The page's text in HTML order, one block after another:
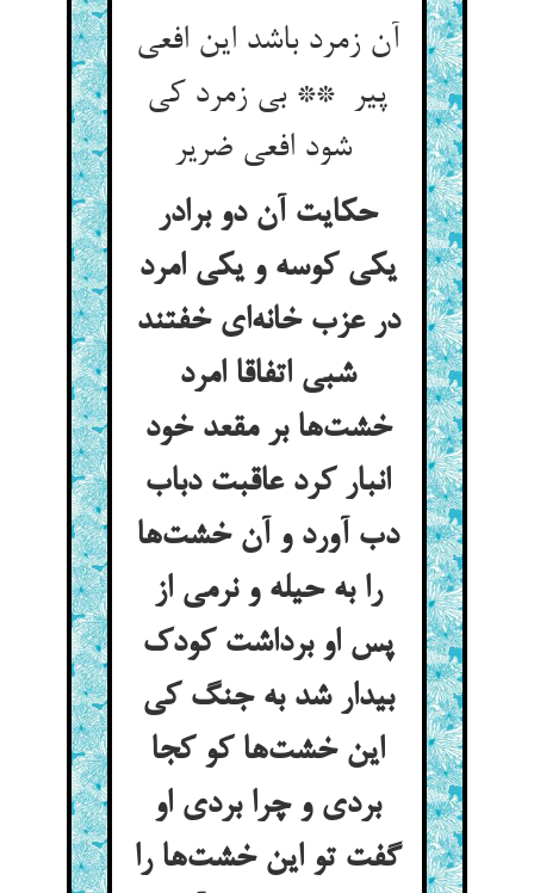
آن زمرد باشد این افعی
پیر ** بی زمرد کی
شود افعی ضریر
حکایت آن دو برادر
یکی کوسه و یکی امرد
در عزب خانه‌ای خفتند
شبی اتفاقا امرد
خشت‌ها بر مقعد خود
انبار کرد عاقبت دباب
دب آورد و آن خشت‌ها
را به حیله و نرمی از
پس او برداشت کودک
بیدار شد به جنگ کی
این خشت‌ها کو کجا
بردی و چرا بردی او
گفت تو این خشت‌ها را